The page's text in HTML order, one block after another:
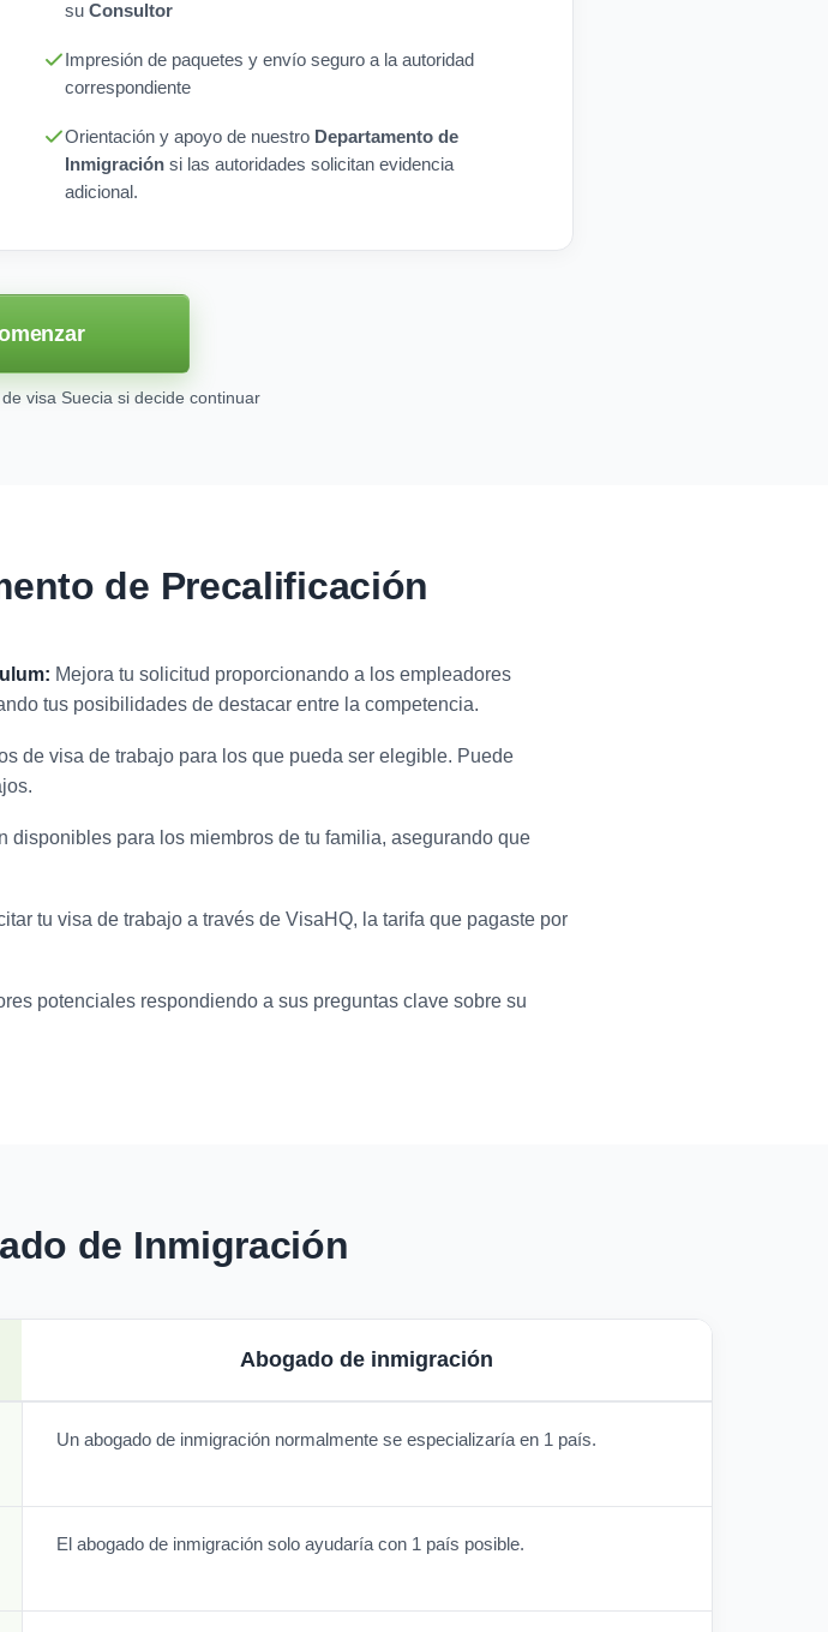
su Consultor
Impresión de paquetes y envío seguro a la autoridad
correspondiente
Orientación y apoyo de nuestro Departamento de
Inmigración si las autoridades solicitan evidencia
adicional.
visa Suecia si decide continuar
de Precalificación
Mejora tu solicitud proporcionando a los empleadores
tus posibilidades de destacar entre la competencia.
de visa de trabajo para los que pueda ser elegible. Puede
disponibles para los miembros de tu familia, asegurando que
tu visa de trabajo a través de VisaHQ, la tarifa que pagaste por
potenciales respondiendo a sus preguntas clave sobre su
de Inmigración
Abogado de inmigración
Un abogado de inmigración normalmente se especializaría en 1 país.
El abogado de inmigración solo ayudaría con 1 país posible.